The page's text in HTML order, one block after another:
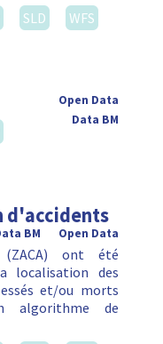
SLD
WFS
Open Data
Data BM
d'accidents
Open Data
BM
(ZACA) ont été
localisation des
et/ou morts
algorithme de